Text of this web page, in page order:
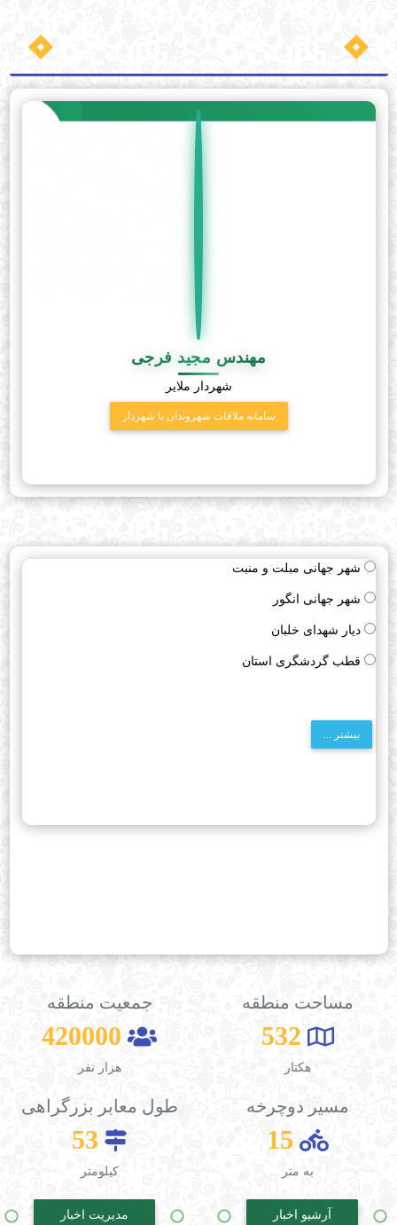
مهندس مجید فرجی
شهردار ملایر
سامانه ملاقات شهروندان با شهردار
شهر جهانی مبلت و منبت
شهر جهانی انگور
دیار شهدای خلبان
قطب گردشگری استان
بیشتر ...
نظارت بر رعایت کلیه قوانین و مقررات مرتبط با وظایف و اقدام لازم جهت اجرای صحیح
نظارت بر انجام معاملات شهرداری منطقه اعم از خرید و فروش اموال منقول و غیر منقول
، اجاره و استیجاره بنام شهرداری و همچنین امور مربوط به اراضی و املاکی که در مسیر
مساحت منطقه
532
هکتار
جمعیت منطقه
420000
هزار نفر
مسیر دوچرخه
15
به متر
طول معابر بزرگراهی
53
کیلومتر
آرشیو اخبار مدیریت اخبار